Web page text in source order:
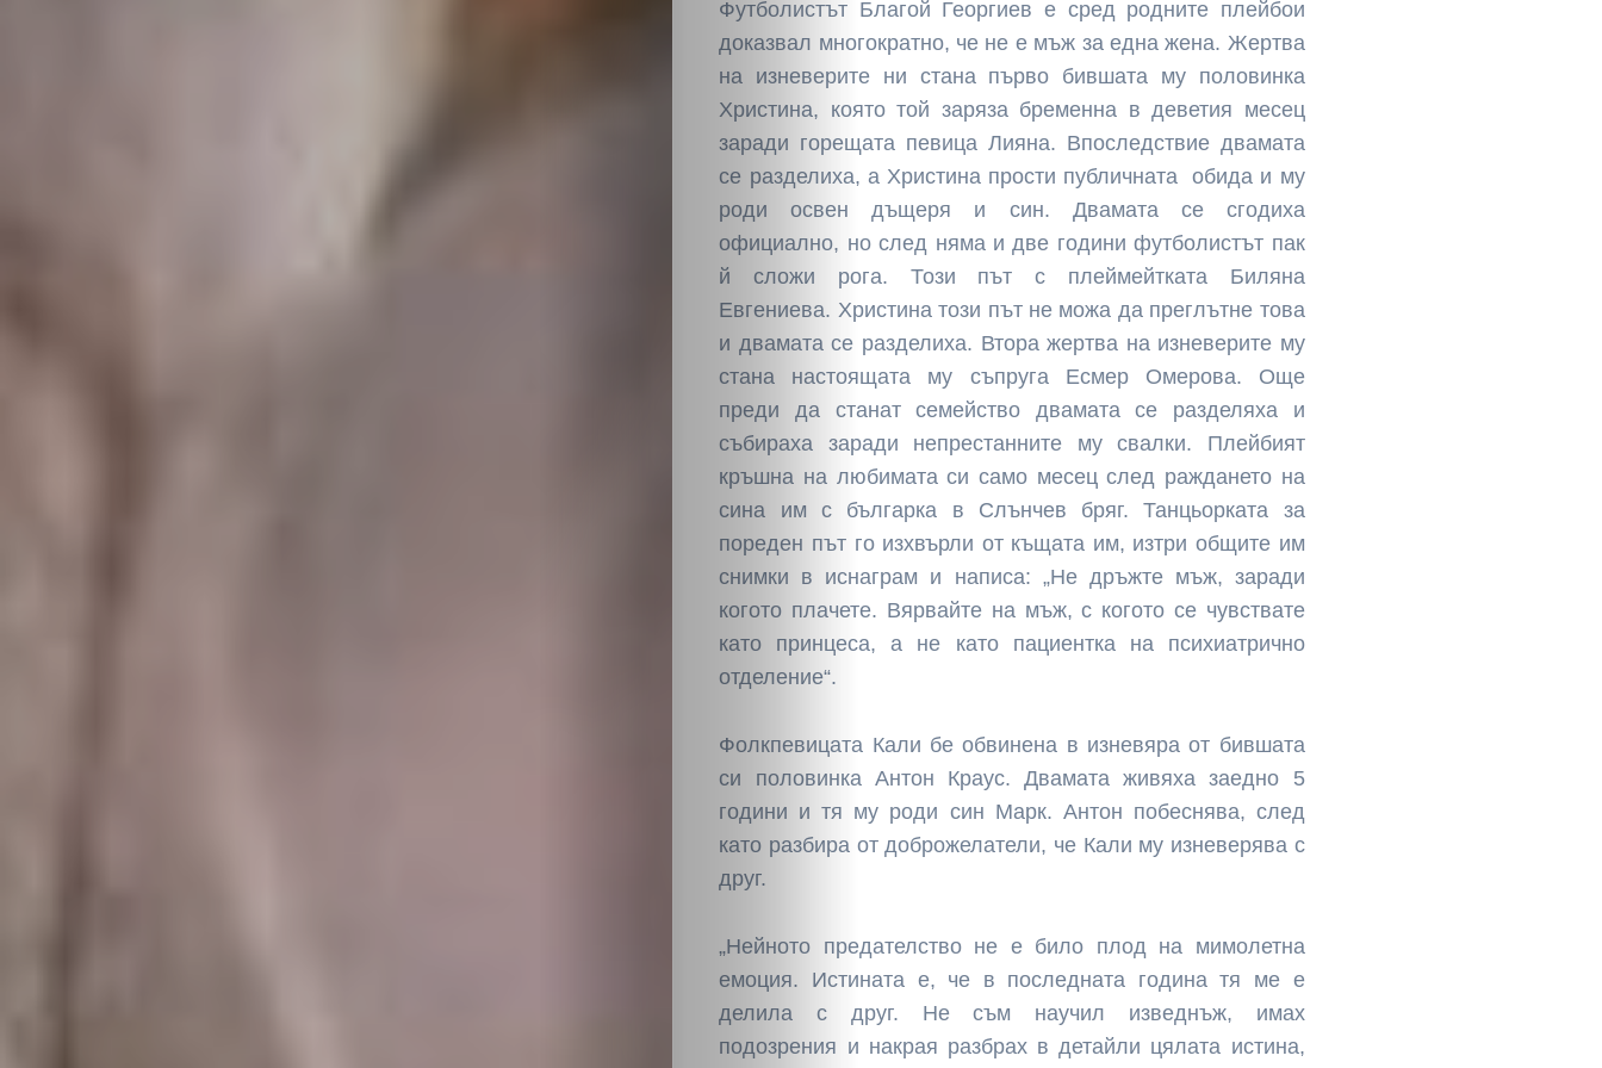
Футболистът Благой Георгиев е сред родните плейбои
доказвал многократно, че не е мъж за една жена. Жертва
на изневерите ни стана първо бившата му половинка
Христина, която той заряза бременна в деветия месец
заради горещата певица Лияна. Впоследствие двамата
се разделиха, а Христина прости публичната обида и му
роди освен дъщеря и син. Двамата се сгодиха
официално, но след няма и две години футболистът пак
й сложи рога. Този път с плеймейтката Биляна
Евгениева. Христина този път не можа да преглътне това
и двамата се разделиха. Втора жертва на изневерите му
стана настоящата му съпруга Есмер Омерова. Още
преди да станат семейство двамата се разделяха и
събираха заради непрестанните му свалки. Плейбият
кръшна на любимата си само месец след раждането на
сина им с българка в Слънчев бряг. Танцьорката за
пореден път го изхвърли от къщата им, изтри общите им
снимки в иснаграм и написа: „Не дръжте мъж, заради
когото плачете. Вярвайте на мъж, с когото се чувствате
като принцеса, а не като пациентка на психиатрично
отделение“.
Фолкпевицата Кали бе обвинена в изневяра от бившата
си половинка Антон Краус. Двамата живяха заедно 5
години и тя му роди син Марк. Антон побеснява, след
като разбира от доброжелатели, че Кали му изневерява с
друг.
„Нейното предателство не е било плод на мимолетна
емоция. Истината е, че в последната година тя ме е
делила с друг. Не съм научил изведнъж, имах
подозрения и накрая разбрах в детайли цялата истина,